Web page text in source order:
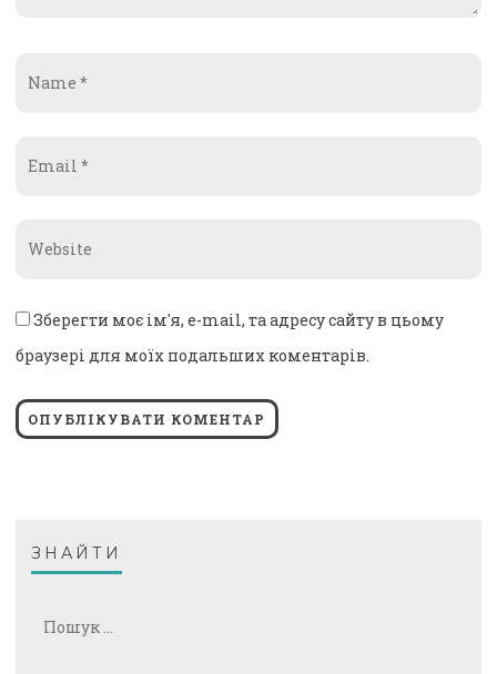
Зберегти моє ім'я, e-mail, та адресу сайту в цьому
браузері для моїх подальших коментарів.
ЗНАЙТИ